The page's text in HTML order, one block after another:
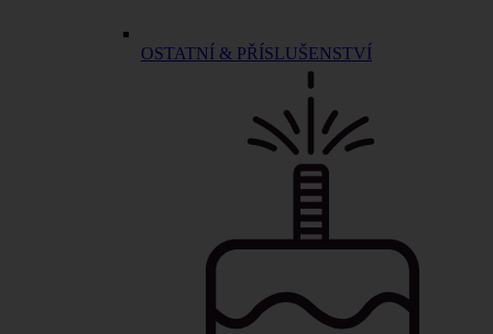
OSTATNÍ & PŘÍSLUŠENSTVÍ